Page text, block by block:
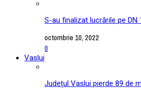
S-au finalizat lucrările pe DN
octombrie 10, 2022
0
Vaslui
Județul Vaslui pierde 89 de